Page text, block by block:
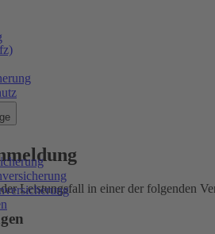
Leistungsfall in einer der folgenden